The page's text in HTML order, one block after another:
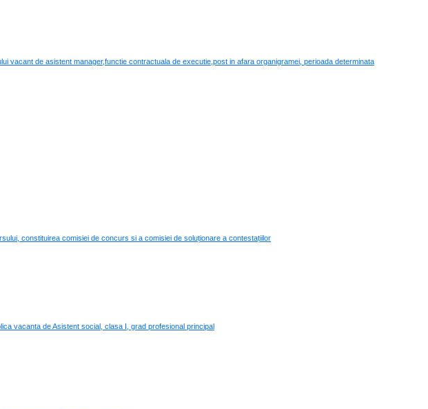
vacant de asistent manager,functie contractuala de executie,post in afara organigramei, perioada determinata
constituirea comisiei de concurs si a comisiei de soluționare a contestațiilor
vacanta de Asistent social, clasa I, grad profesional principal